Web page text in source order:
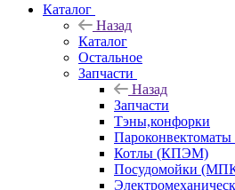
Каталог
Назад
Каталог
Остальное
Запчасти
Назад
Запчасти
Тэны,конфорки
Котлы (КПЭМ)
Посудомойки